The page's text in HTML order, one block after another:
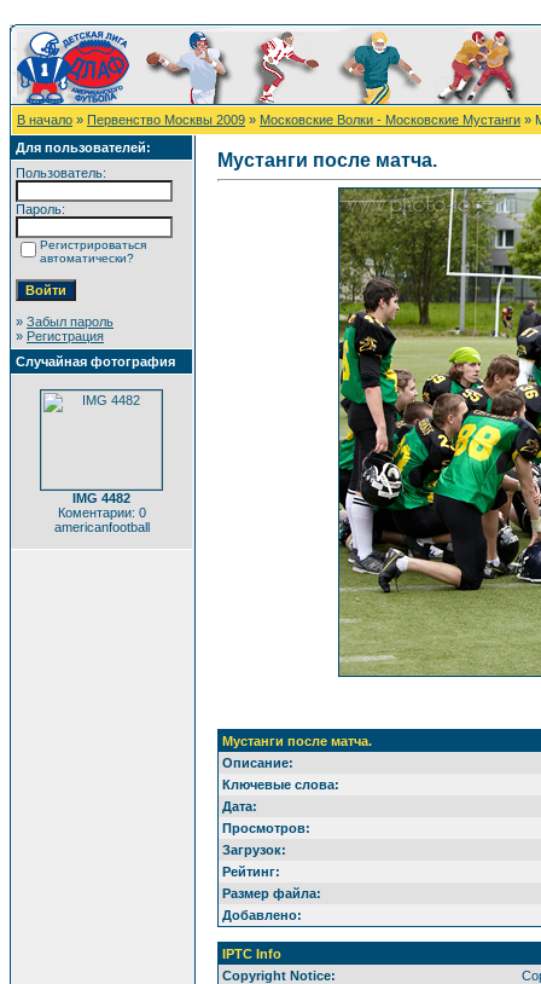
В начало » Первенство Москвы 2009 » Московские Волки - Московские Мустанги »
Для пользователей:
Пользователь:
Пароль:
Регистрироваться
автоматически?
» Забыл пароль
» Регистрация
Случайная фотография
IMG 4482
Коментарии: 0
americanfootball
Мустанги после матча.
Мустанги после матча.
Описание:
Ключевые слова:
Дата:
Просмотров:
Загрузок:
Рейтинг:
Размер файла:
Добавлено:
IPTC Info
Copyright Notice: